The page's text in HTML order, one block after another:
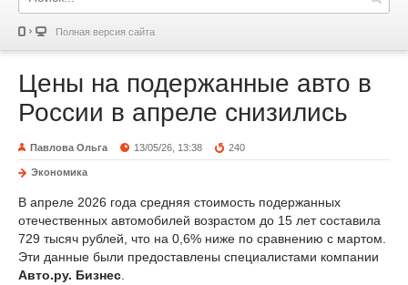
Полная версия сайта
Цены на подержанные авто в
России в апреле снизились
Павлова Ольга 13/05/26, 13:38 240
Экономика
В апреле 2026 года средняя стоимость подержанных
отечественных автомобилей возрастом до 15 лет составила
729 тысяч рублей, что на 0,6% ниже по сравнению с мартом.
Эти данные были предоставлены специалистами компании
Авто.ру. Бизнес